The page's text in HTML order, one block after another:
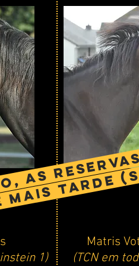
1)
Matris
(TCN em
astarde